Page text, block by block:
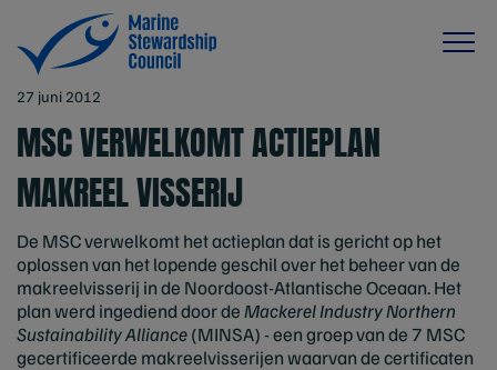
27 juni 2012
MSC VERWELKOMT ACTIEPLAN
MAKREEL VISSERIJ
De MSC verwelkomt het actieplan dat is gericht op het
oplossen van het lopende geschil over het beheer van de
makreelvisserij in de Noordoost-Atlantische Oceaan. Het
plan werd ingediend door de Mackerel Industry Northern
Sustainability Alliance(MINSA) - een groep van de 7 MSC
gecertificeerde makreelvisserijen waarvan de certificaten